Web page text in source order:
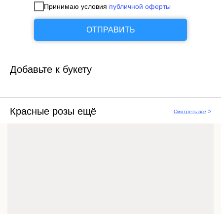
Принимаю условия публичной оферты
ОТПРАВИТЬ
Добавьте к букету
Красные розы ещё Смотреть все ᐳ